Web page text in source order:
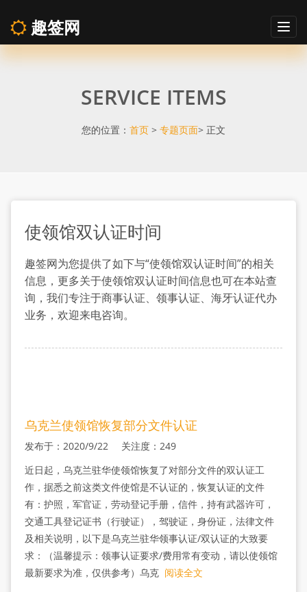
使
认
证
时
间
趣签网
SERVICE ITEMS
您的位置： 首页 > 专题页面> 正文
使领馆双认证时间
趣签网为您提供了如下与“使领馆双认证时间”的相关
信息，更多关于使领馆双认证时间信息也可在本站查
询，我们专注于商事认证、领事认证、海牙认证代办
业务，欢迎来电咨询。
乌克兰使领馆恢复部分文件认证
发布于：2020/9/22 关注度：249
近日起，乌克兰驻华使领馆恢复了对部分文件的双认证工
作，据悉之前这类文件使馆是不认证的，恢复认证的文件
有：护照，军官证，劳动登记手册，信件，持有武器许可，
交通工具登记证书（行驶证），驾驶证，身份证，法律文件
及相关说明，以下是乌克兰驻华领事认证/双认证的大致要
求：（温馨提示：领事认证要求/费用常有变动，请以使领馆
最新要求为准，仅供参考）乌克 阅读全文